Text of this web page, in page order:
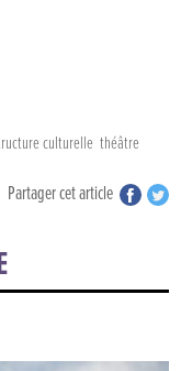
culturelle théâtre
Partager cet article